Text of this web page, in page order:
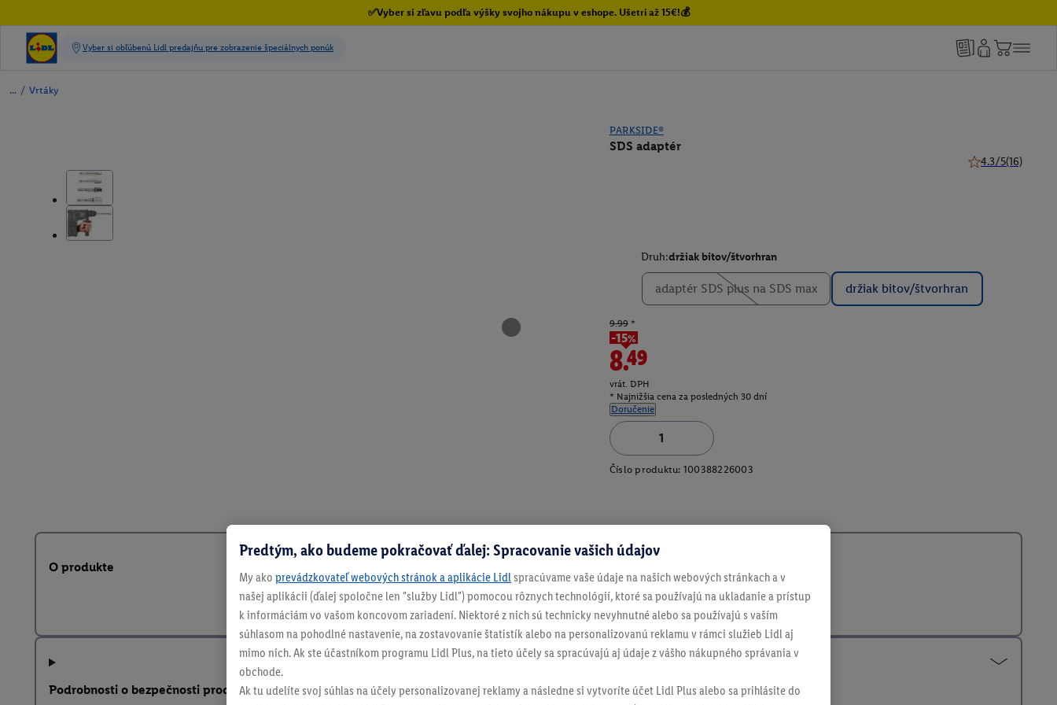
✅Vyber si zľavu podľa výšky svojho nákupu v eshope. Ušetri až 15€!💰
/ Vrtáky
PARKSIDE®
SDS adaptér
4.3/5(16)
Druh:držiak bitov/štvorhran
adaptér SDS plus na SDS max držiak bitov/štvorhran
9.99*
-15%
8.49
vrát. DPH
* Najnižšia cena za posledných 30 dní
Doručenie
Číslo produktu: 100388226003
O produkte
Podrobnosti o bezpečnosti produktu
Predtým, ako budeme pokračovať ďalej: Spracovanie vašich údajov
My ako prevádzkovateľ webových stránok a aplikácie Lidl spracúvame vaše údaje na našich webových stránkach a v
našej aplikácii (ďalej spoločne len "služby Lidl") pomocou rôznych technológií, ktoré sa používajú na ukladanie a prístup
k informáciám vo vašom koncovom zariadení. Niektoré z nich sú technicky nevyhnutné alebo sa používajú s vaším
súhlasom na pohodlné nastavenie, na zostavovanie štatistík alebo na personalizovanú reklamu v rámci služieb Lidl aj
mimo nich. Ak ste účastníkom programu Lidl Plus, na tieto účely sa spracúvajú aj údaje z vášho nákupného správania v
obchode.
Ak tu udelíte svoj súhlas na účely personalizovanej reklamy a následne si vytvoríte účet Lidl Plus alebo sa prihlásite do